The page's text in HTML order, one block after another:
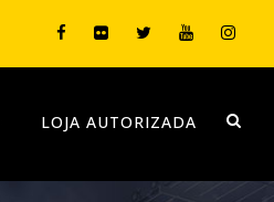
LOJA AUTORIZADA